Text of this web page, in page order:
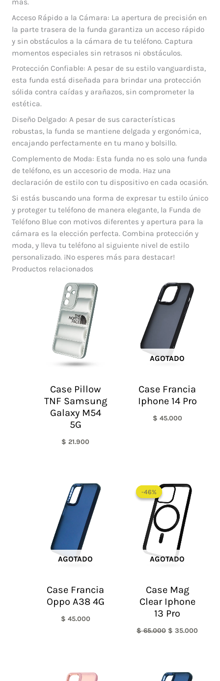
más.
Acceso Rápido a la Cámara: La apertura de precisión en
la parte trasera de la funda garantiza un acceso rápido
y sin obstáculos a la cámara de tu teléfono. Captura
momentos especiales sin retrasos ni obstáculos.
Protección Confiable: A pesar de su estilo vanguardista,
esta funda está diseñada para brindar una protección
sólida contra caídas y arañazos, sin comprometer la
estética.
Diseño Delgado: A pesar de sus características
robustas, la funda se mantiene delgada y ergonómica,
encajando perfectamente en tu mano y bolsillo.
Complemento de Moda: Esta funda no es solo una funda
de teléfono, es un accesorio de moda. Haz una
declaración de estilo con tu dispositivo en cada ocasión.
Si estás buscando una forma de expresar tu estilo único
y proteger tu teléfono de manera elegante, la Funda de
Teléfono Blue con motivos diferentes y apertura para la
cámara es la elección perfecta. Combina protección y
moda, y lleva tu teléfono al siguiente nivel de estilo
personalizado. ¡No esperes más para destacar!
Productos relacionados
Case Pillow
TNF Samsung
Galaxy M54
5G
$ 21.900
AGOTADO
Case Francia
Iphone 14 Pro
$ 45.000
AGOTADO
Case Francia
Oppo A38 4G
$ 45.000
-46%
AGOTADO
-46%
Case Mag
Clear Iphone
13 Pro
$65.000
precio
original
era:
$ 65.000.
$ 35.000